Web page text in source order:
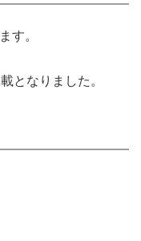
す。
となりました。